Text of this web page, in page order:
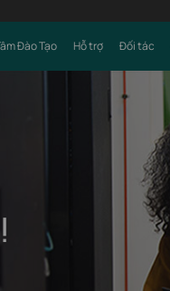
Đào Tạo Hỗ trợ Đối tác